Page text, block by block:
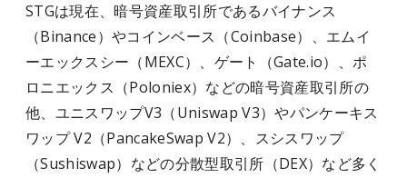
STGは現在、暗号資産取引所であるバイナンス
（Binance）やコインベース（Coinbase）、エムイ
ーエックスシー（MEXC）、ゲート（Gate.io）、ポ
ロニエックス（Poloniex）などの暗号資産取引所の
他、ユニスワップV3（Uniswap V3）やパンケーキス
ワップ V2（PancakeSwap V2）、スシスワップ
（Sushiswap）などの分散型取引所（DEX）など多く